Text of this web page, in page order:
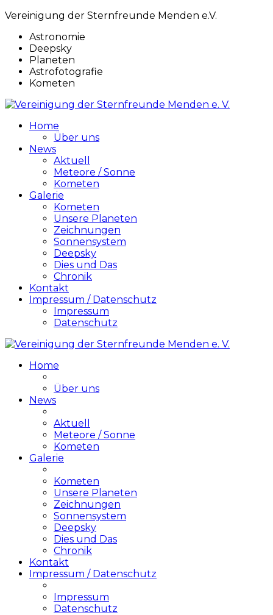
Vereinigung der Sternfreunde Menden e.V.
Astronomie
Deepsky
Planeten
Astrofotografie
Kometen
Home
Über uns
News
Aktuell
Meteore / Sonne
Kometen
Galerie
Kometen
Unsere Planeten
Zeichnungen
Sonnensystem
Deepsky
Dies und Das
Chronik
Kontakt
Impressum / Datenschutz
Impressum
Datenschutz
Home
Über uns
News
Aktuell
Meteore / Sonne
Kometen
Galerie
Kometen
Unsere Planeten
Zeichnungen
Sonnensystem
Deepsky
Dies und Das
Chronik
Kontakt
Impressum / Datenschutz
Impressum
Datenschutz